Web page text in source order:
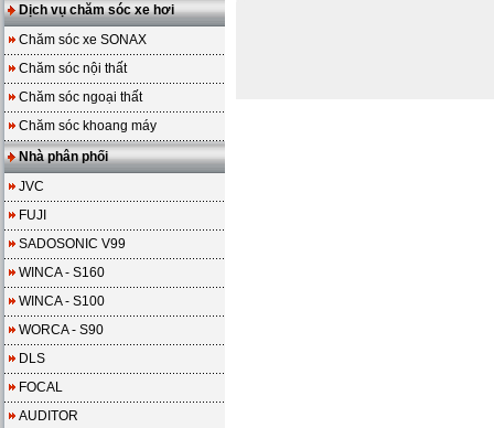
Dịch vụ chăm sóc xe hơi
Chăm sóc xe SONAX
Chăm sóc nội thất
Chăm sóc ngoại thất
Chăm sóc khoang máy
Nhà phân phối
JVC
FUJI
SADOSONIC V99
WINCA - S160
WINCA - S100
WORCA - S90
DLS
FOCAL
AUDITOR